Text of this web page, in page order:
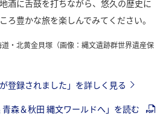
酒に舌鼓を打ちながら、悠久の歴史に
ろ豊かな旅を楽しんでみてください。
・北黄金貝塚（画像：縄文遺跡群世界遺産保
登録されました」を詳しく見る
森＆秋田 縄文ワールドへ」を読む